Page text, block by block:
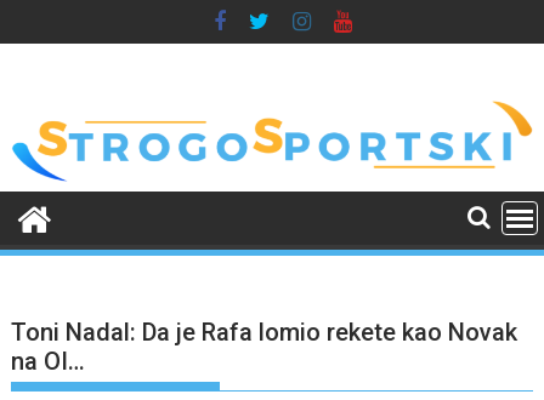
to
Toni Nadal: Da je Rafa lomio rekete kao Novak
na OI…